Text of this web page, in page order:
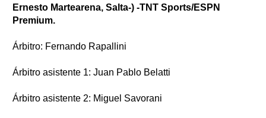
Ernesto Martearena, Salta-) -TNT Sports/ESPN
Premium.
Árbitro: Fernando Rapallini
Árbitro asistente 1: Juan Pablo Belatti
Árbitro asistente 2: Miguel Savorani